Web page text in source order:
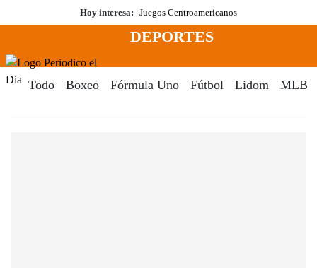
al
Hoy interesa: Juegos Centroamericanos
Menú
DEPORTES
Todo Boxeo Fórmula Uno Fútbol Lidom MLB